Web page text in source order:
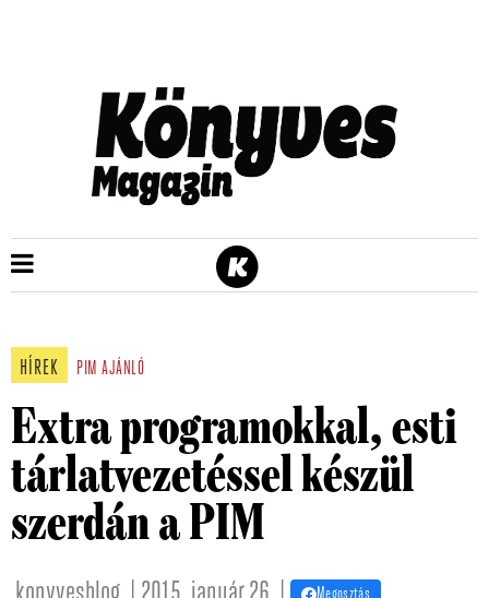
HÍREK PIM AJÁNLÓ
Extra programokkal, esti
tárlatvezetéssel készül
szerdán a PIM
Megosztás